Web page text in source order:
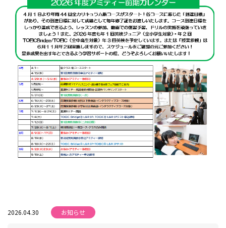
2026.04.30 お知らせ